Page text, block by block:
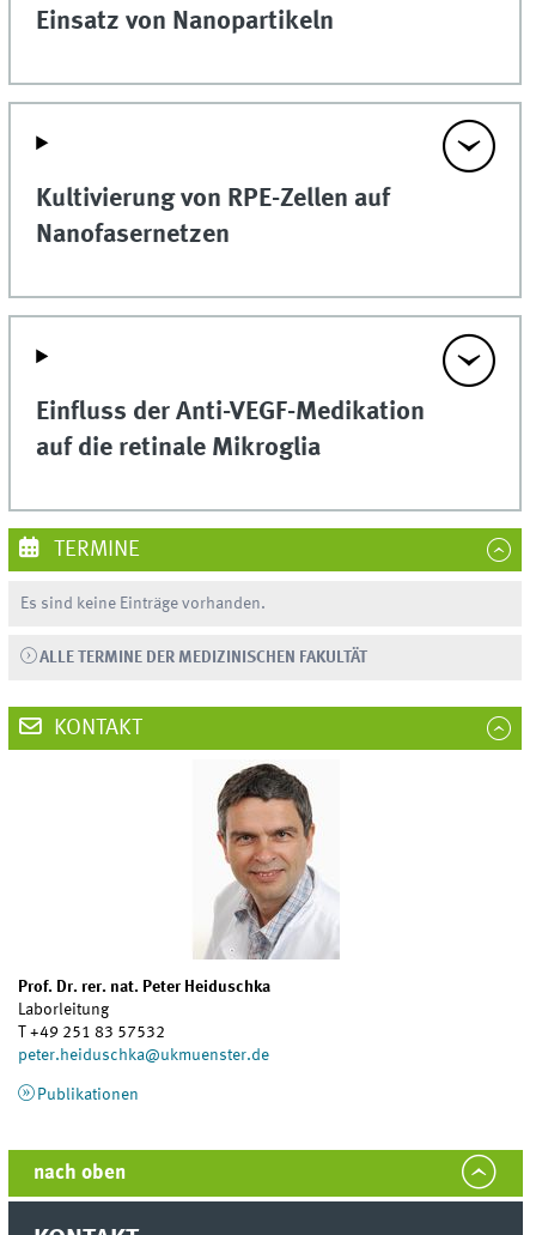
Einsatz von Nanopartikeln
Kultivierung von RPE-Zellen auf
Nanofasernetzen
Einfluss der Anti-VEGF-Medikation
auf die retinale Mikroglia
TERMINE
Es sind keine Einträge vorhanden.
ALLE TERMINE DER MEDIZINISCHEN FAKULTÄT
KONTAKT
Prof. Dr. rer. nat. Peter Heiduschka
Laborleitung
T +49 251 83 57532
peter.heiduschka@ukmuenster.­de
Publikationen
nach oben